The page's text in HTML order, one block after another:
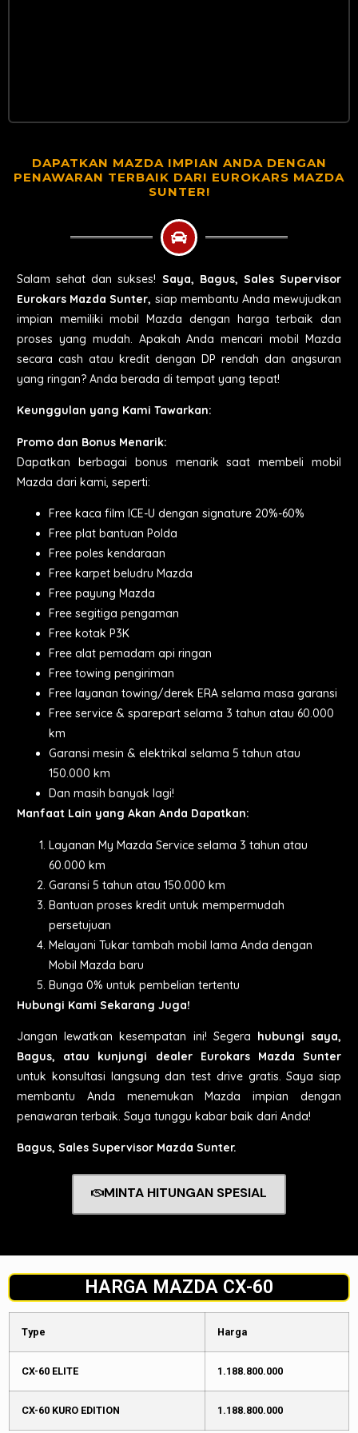
DAPATKAN MAZDA IMPIAN ANDA DENGAN
PENAWARAN TERBAIK DARI EUROKARS MAZDA
SUNTER!
Salam sehat dan sukses! Saya, Bagus, Sales Supervisor
Eurokars Mazda Sunter, siap membantu Anda mewujudkan
impian memiliki mobil Mazda dengan harga terbaik dan
proses yang mudah. Apakah Anda mencari mobil Mazda
secara cash atau kredit dengan DP rendah dan angsuran
yang ringan? Anda berada di tempat yang tepat!
Keunggulan yang Kami Tawarkan:
Promo dan Bonus Menarik:
Dapatkan berbagai bonus menarik saat membeli mobil
Mazda dari kami, seperti:
Free kaca film ICE-U dengan signature 20%-60%
Free plat bantuan Polda
Free poles kendaraan
Free karpet beludru Mazda
Free payung Mazda
Free segitiga pengaman
Free kotak P3K
Free alat pemadam api ringan
Free towing pengiriman
Free layanan towing/derek ERA selama masa garansi
Free service & sparepart selama 3 tahun atau 60.000
km
Garansi mesin & elektrikal selama 5 tahun atau
150.000 km
Dan masih banyak lagi!
Manfaat Lain yang Akan Anda Dapatkan:
Layanan My Mazda Service selama 3 tahun atau
60.000 km
Garansi 5 tahun atau 150.000 km
Bantuan proses kredit untuk mempermudah
persetujuan
Melayani Tukar tambah mobil lama Anda dengan
Mobil Mazda baru
Bunga 0% untuk pembelian tertentu
Hubungi Kami Sekarang Juga!
Jangan lewatkan kesempatan ini! Segera hubungi saya,
Bagus, atau kunjungi dealer Eurokars Mazda Sunter
untuk konsultasi langsung dan test drive gratis. Saya siap
membantu Anda menemukan Mazda impian dengan
penawaran terbaik. Saya tunggu kabar baik dari Anda!
Bagus, Sales Supervisor Mazda Sunter.
MINTA HITUNGAN SPESIAL
HARGA MAZDA CX-60
Type Harga
CX-60 ELITE 1.188.800.000
CX-60 KURO EDITION 1.188.800.000